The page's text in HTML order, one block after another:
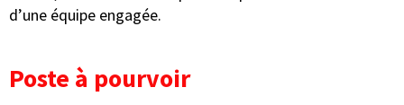
d’une équipe engagée.
Poste à pourvoir